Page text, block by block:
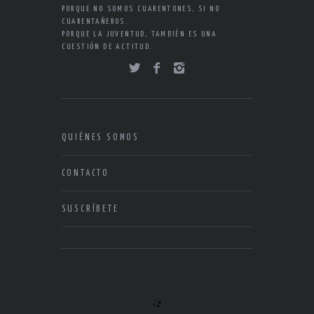
PORQUE NO SOMOS CUARENTONES, SI NO
CUARENTAÑEROS.
PORQUE LA JUVENTUD, TAMBIÉN ES UNA
CUESTIÓN DE ACTITUD.
QUIÉNES SOMOS
CONTACTO
SUSCRÍBETE